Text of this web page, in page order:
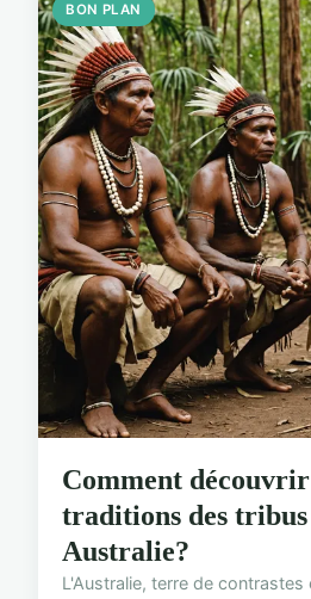
BON PLAN
Comment
traditions des tribus
Australie?
L'Australie, terre de contrastes